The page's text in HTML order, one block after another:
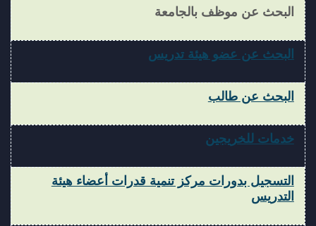
البحث عن موظف بالجامعة
البحث عن عضو هيئة تدريس
البحث عن طالب
خدمات للخريجين
التسجيل بدورات مركز تنمية قدرات أعضاء هيئة
التدريس